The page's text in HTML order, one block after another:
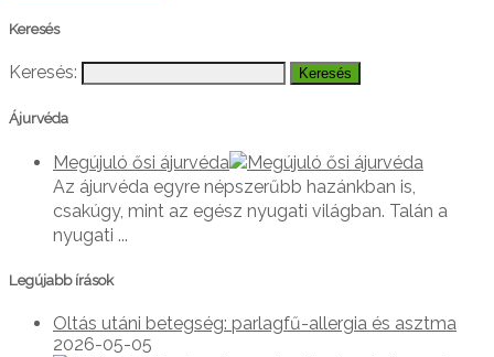
Keresés
Keresés:
Ájurvéda
Megújuló ősi ájurvéda
Az ájurvéda egyre népszerűbb hazánkban is,
csakúgy, mint az egész nyugati világban. Talán a
nyugati ...
Legújabb írások
Oltás utáni betegség: parlagfű-allergia és asztma
2026-05-05